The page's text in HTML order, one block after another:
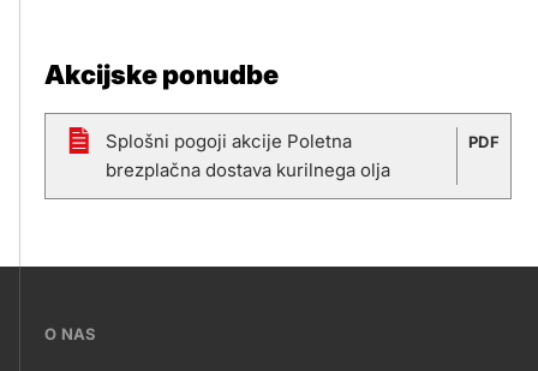
Akcijske ponudbe
Splošni pogoji akcije Poletna
brezplačna dostava kurilnega olja
PDF
???O NAS